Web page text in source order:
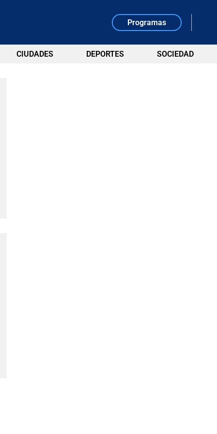
Programas
CIUDADES DEPORTES SOCIEDAD